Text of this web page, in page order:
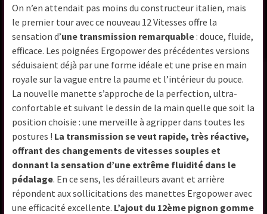
On n’en attendait pas moins du constructeur italien, mais
le premier tour avec ce nouveau 12 Vitesses offre la
sensation d’une transmission remarquable: douce, fluide,
efficace. Les poignées Ergopower des précédentes versions
séduisaient déjà par une forme idéale et une prise en main
royale sur la vague entre la paume et l’intérieur du pouce.
La nouvelle manette s’approche de la perfection, ultra-
confortable et suivant le dessin de la main quelle que soit la
position choisie : une merveille à agripper dans toutes les
postures ! La transmission se veut rapide, très réactive,
offrant des changements de vitesses souples et
donnant la sensation d’une extrême fluidité dans le
pédalage. En ce sens, les dérailleurs avant et arrière
répondent aux sollicitations des manettes Ergopower avec
une efficacité excellente. L’ajout du 12ème pignon gomme